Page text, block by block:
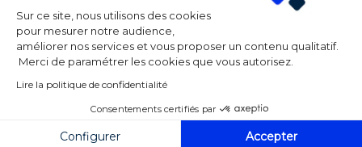
Mon Compte
Sur ce site, nous utilisons des cookies
pour mesurer notre audience,
améliorer nos services et vous proposer un contenu qualitatif.
Merci de paramétrer les cookies que vous autorisez.
Lire la politique de confidentialité
Consentements certifiés par
Configurer Accepter